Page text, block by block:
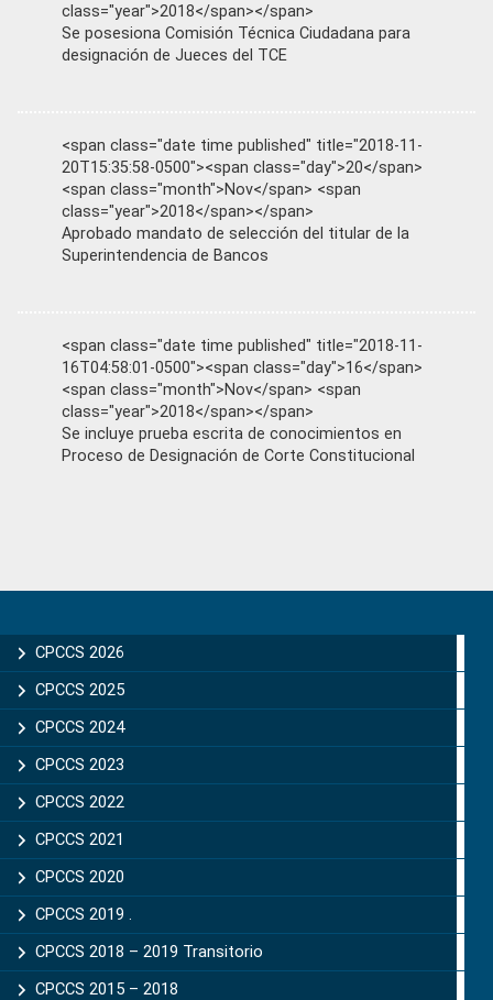
class="year">2018</span></span>
Se posesiona Comisión Técnica Ciudadana para
designación de Jueces del TCE
<span class="date time published" title="2018-11-
20T15:35:58-0500"><span class="day">20</span>
<span class="month">Nov</span> <span
class="year">2018</span></span>
Aprobado mandato de selección del titular de la
Superintendencia de Bancos
<span class="date time published" title="2018-11-
16T04:58:01-0500"><span class="day">16</span>
<span class="month">Nov</span> <span
class="year">2018</span></span>
Se incluye prueba escrita de conocimientos en
Proceso de Designación de Corte Constitucional
Sidebar
CPCCS 2026
CPCCS 2025
CPCCS 2024
CPCCS 2023
CPCCS 2022
CPCCS 2021
CPCCS 2020
CPCCS 2019 .
CPCCS 2018 – 2019 Transitorio
CPCCS 2015 – 2018